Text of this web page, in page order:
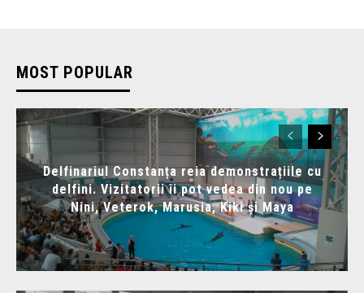
MOST POPULAR
Delfinariul Constanța reia demonstrațiile cu
delfini. Vizitatorii îi pot vedea din nou pe
Nini, Veterok, Marusia, Kiki și Maya